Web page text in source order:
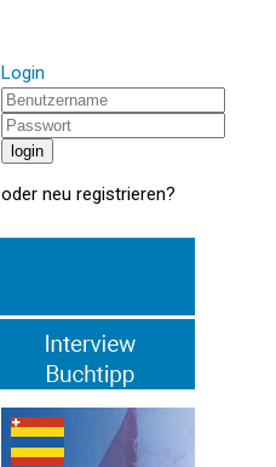
Login
oder neu registrieren?